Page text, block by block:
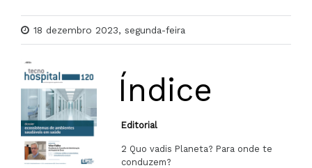
18 dezembro 2023, segunda-feira
Índice
Editorial
2 Quo vadis Planeta? Para onde te
conduzem?